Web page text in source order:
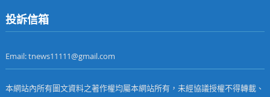
投訴信箱
Email: tnews11111@gmail.com
本網站內所有圖文資料之著作權均屬本網站所有，未經協議授權不得轉載、